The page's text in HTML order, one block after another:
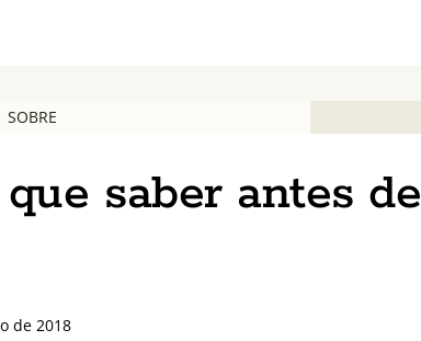
SOBRE
saber antes de
de 2018